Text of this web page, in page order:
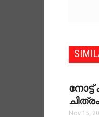
നോട്ട്
Nov 15,